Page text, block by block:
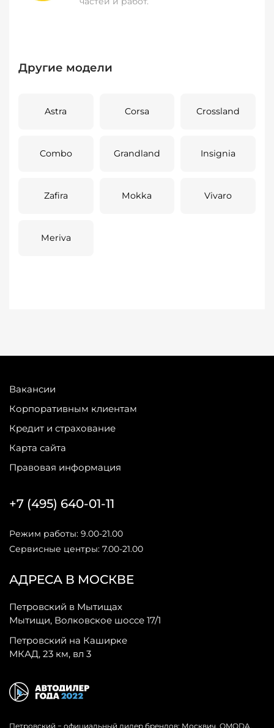
Другие модели
Astra Corsa Crossland
Combo Grandland Insignia
Zafira Mokka Vivaro
Meriva
Вакансии
Корпоративным клиентам
Кредит и страхование
Карта сайта
Правовая информация
АДРЕСА В МОСКВЕ
Петровский в Мытищах
Мытищи, Волковское шоссе 17/1
Петровский на Каширке
МКАД, 23 км, вл 3
+7 (495) 640-01-11
Режим работы: 9.00-21.00
Сервисные центры: 7.00-21.00
Петровский − официальный дилер брендов: Москвич, OMODA,